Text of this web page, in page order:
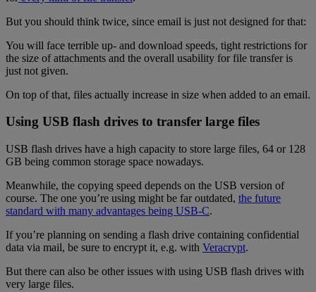
But you should think twice, since email is just not designed for that:
You will face terrible up- and download speeds, tight restrictions for
the size of attachments and the overall usability for file transfer is
just not given.
On top of that, files actually increase in size when added to an email.
Using USB flash drives to transfer large files
USB flash drives have a high capacity to store large files, 64 or 128
GB being common storage space nowadays.
Meanwhile, the copying speed depends on the USB version of
course. The one you’re using might be far outdated, the future
standard with many advantages being USB-C.
If you’re planning on sending a flash drive containing confidential
data via mail, be sure to encrypt it, e.g. with Veracrypt.
But there can also be other issues with using USB flash drives with
very large files.